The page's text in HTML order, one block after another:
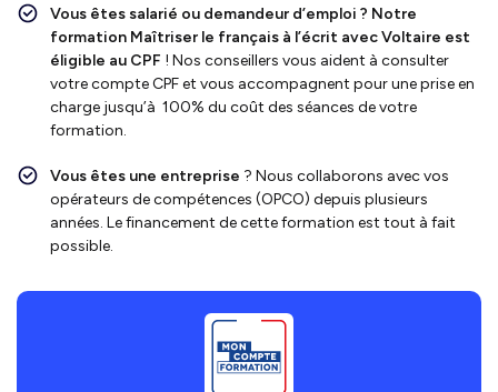
Vous êtes salarié ou demandeur d’emploi ? Notre
formation Maîtriser le français à l’écrit avec Voltaire est
éligible au CPF ! Nos conseillers vous aident à consulter
votre compte CPF et vous accompagnent pour une prise en
charge jusqu’à 100% du coût des séances de votre
formation.
Vous êtes une entreprise ? Nous collaborons avec vos
opérateurs de compétences (OPCO) depuis plusieurs
années. Le financement de cette formation est tout à fait
possible.